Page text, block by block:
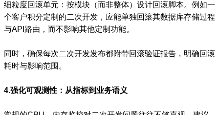
细粒度回滚单元：按模块（而非整体）设计回滚脚本。例如一
个客户积分定制的二次开发，应能单独回滚其数据库存储过程
与API路由，而不影响其他定制功能。
同时，确保每次二次开发发布都附带回滚验证报告，明确回滚
耗时与影响范围。
4.强化可观测性：从指标到业务语义